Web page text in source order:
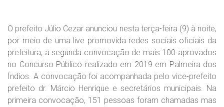
O prefeito Júlio Cezar anunciou nesta terça-feira (9) à noite,
por meio de uma live promovida redes sociais oficiais da
prefeitura, a segunda convocação de mais 100 aprovados
no Concurso Público realizado em 2019 em Palmeira dos
Índios. A convocação foi acompanhada pelo vice-prefeito
prefeito dr. Márcio Henrique e secretários municipais. Na
primeira convocação, 151 pessoas foram chamadas mas